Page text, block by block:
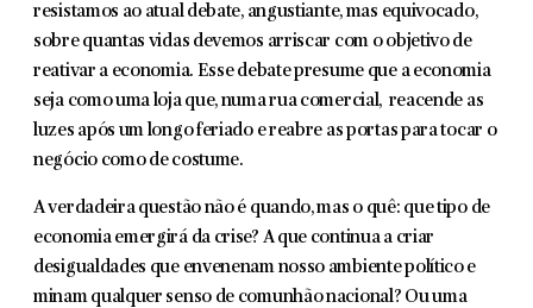
resistamos ao atual debate, angustiante, mas equivocado,
sobre quantas vidas devemos arriscar com o objetivo de
reativar a economia. Esse debate presume que a economia
seja como uma loja que, numa rua comercial, reacende as
luzes após um longo feriado e reabre as portas para tocar o
negócio como de costume.
A verdadeira questão não é quando, mas o quê: que tipo de
economia emergirá da crise? A que continua a criar
desigualdades que envenenam nosso ambiente político e
minam qualquer senso de comunhão nacional? Ou uma